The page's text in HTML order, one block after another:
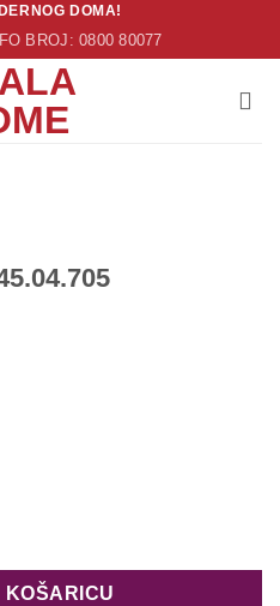
DOMA!
BROJ: 0800 80077
KOŠARICU